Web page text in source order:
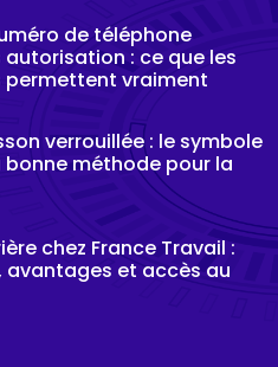
de téléphone
: ce que les
vraiment
verrouillée : le symbole
bonne méthode pour la
chez France Travail :
avantages et accès au